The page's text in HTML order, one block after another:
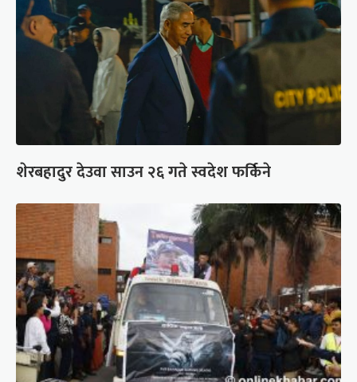
शेरबहादुर देउवा साउन २६ गते स्वदेश फर्किने